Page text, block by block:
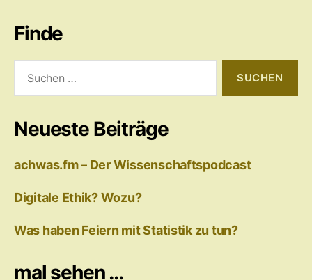
Finde
nach:
Neueste Beiträge
achwas.fm – Der Wissenschaftspodcast
Digitale Ethik? Wozu?
Was haben Feiern mit Statistik zu tun?
mal sehen …